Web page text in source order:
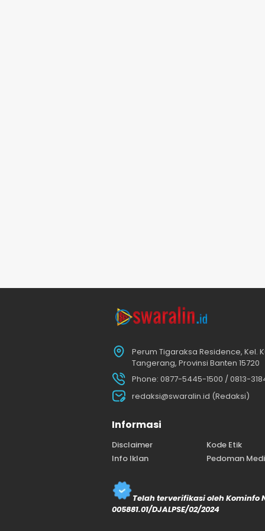
Perum Tigaraksa Residence, Kel.
Tangerang, Provinsi Banten 15720
Phone: 0877-5445-1500 / 0813-
redaksi@swaralin.id (Redaksi)
Informasi
Disclaimer
Kode Etik
Info Iklan
Pedoman
Telah terverifikasi oleh Kominfo
005881.01/DJALPSE/02/2024